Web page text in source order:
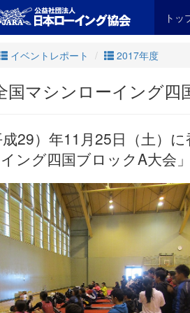
トッ
イベントレポート 2017年度
国マシンローイング四
29）年11月25日（土）
ング四国ブロックA大会